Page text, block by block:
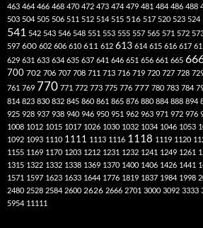
463 464 466 468 470 472 473 474 479 481 484 486 488
503 504 505 506 511 512 514 515 516 517 520 523 524
541 542 543 546 548 551 553 555 557 565 571 572
597 600 602 606 610 611 612 613 614 615 616 617
629 631 633 634 635 637 641 646 651 656 661 665
700 702 706 707 708 711 713 716 719 720 727 728
761 769 770 771 772 773 775 776 777 780 783 784
814 823 830 832 845 860 861 865 876 880 884 888 894
925 928 937 938 940 946 950 951 962 963 971 972 976
1008 1012 1015 1017 1026 1030 1032 1034 1046 1053
1092 1093 1110 1111 1113 1116 1118 1119 1120
1155 1169 1170 1203 1212 1231 1232 1241 1249 1261
1315 1322 1332 1338 1369 1370 1400 1406 1426 1441
1571 1597 1623 1633 1644 1776 1819 1837 1984 1998
2480 2528 2584 2600 2626 2666 2701 3000 3092 3333
5954 11111